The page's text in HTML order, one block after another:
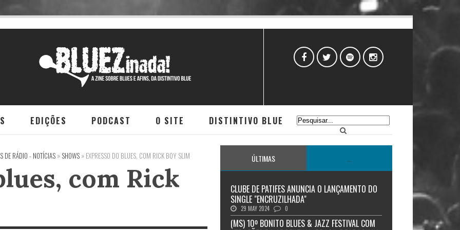
EDIÇÕES PODCAST O SITE DISTINTIVO BLUE
DE RÁDIO - NOTÍCIAS » SHOWS » EXPRESSO DO BLUES, COM RICK BOY SLIM
com Rick
ÚLTIMAS
CLUBE DE PATIFES ANUNCIA O LANÇAMENTO DO
SINGLE "ENCRUZILHADA"
29 MAY 2024 0
(MS) 10º BONITO BLUES & JAZZ FESTIVAL COM